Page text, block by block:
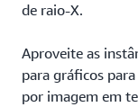
de raio-X.
Aproveite as
para gráficos
por imagem em